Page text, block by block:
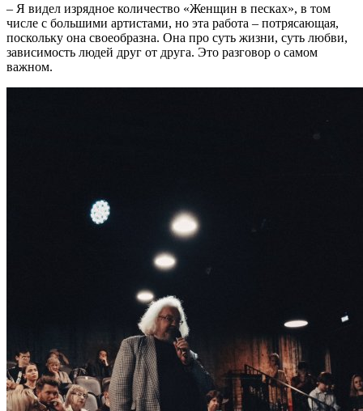
– Я видел изрядное количество «Женщин в песках», в том
числе с большими артистами, но эта работа – потрясающая,
поскольку она своеобразна. Она про суть жизни, суть любви,
зависимость людей друг от друга. Это разговор о самом
важном.